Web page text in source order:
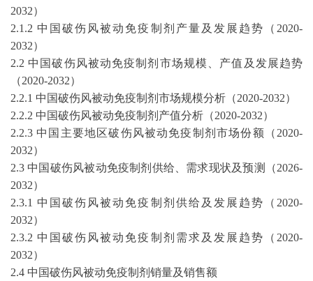
2032）
2.1.2 中国破伤风被动免疫制剂 产量及发展趋势（ 2020-
2032）
2.2 中国破伤风被动免疫制剂 市场规模、产值及发展趋势
（2020-2032）
2.2.1 中国破伤风被动免疫制剂 市场规模分析（2020-2032）
2.2.2 中国破伤风被动免疫制剂 产值分析（2020-2032）
2.2.3 中国主要地区破伤风被动免疫制剂市场份额（ 2020-
2032）
2.3 中国 破伤风被动免疫制剂 供给、需求现状及预测（2026-
2032）
2.3.1 中国破伤风被动免疫制剂 供给及发展趋势（ 2020-
2032）
2.3.2 中国破伤风被动免疫制剂 需求及发展趋势（ 2020-
2032）
2.4 中国破伤风被动免疫制剂 销量及销售额